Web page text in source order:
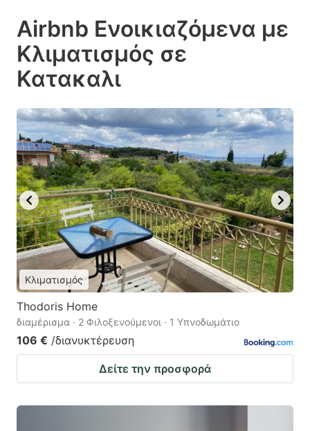
Airbnb Ενοικιαζόμενα με
Κλιματισμός σε
Κατακαλι
Κλιματισμός
Thodoris Home
διαμέρισμα · 2 Φιλοξενούμενοι · 1 Υπνοδωμάτιο
106 € /διανυκτέρευση
Δείτε την προσφορά